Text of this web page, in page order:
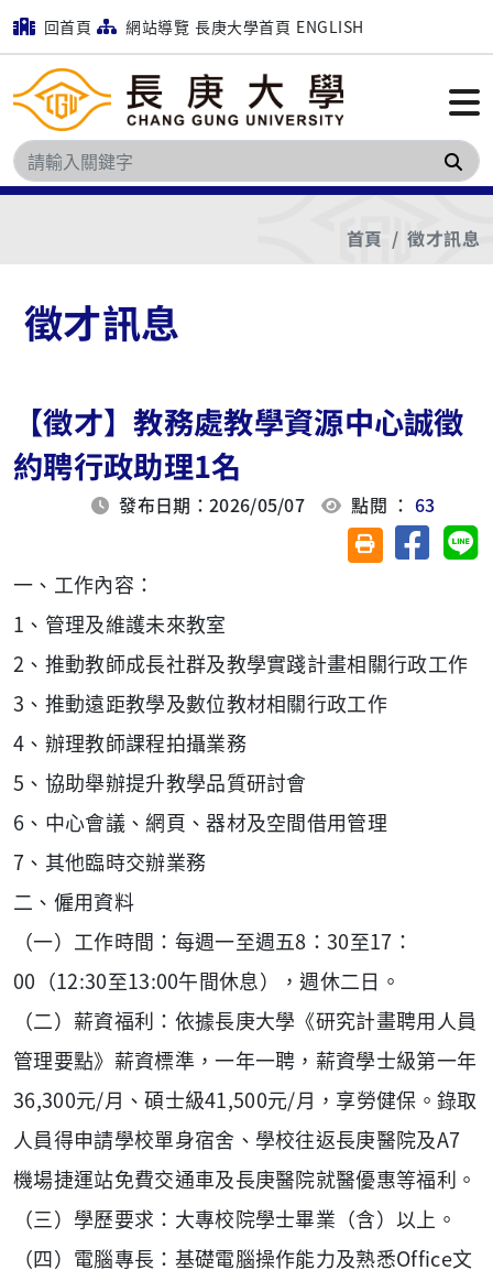
回首頁 網站導覽 長庚大學首頁 ENGLISH
搜
首頁 徵才訊息
徵才訊息
【徵才】教務處教學資源中心誠徵
約聘行政助理1名
發布日期：2026/05/07 點閱 ：63
友善列印(另開視
分享至
一、工作內容：
1、管理及維護未來教室
2、推動教師成長社群及教學實踐計畫相關行政工作
3、推動遠距教學及數位教材相關行政工作
4、辦理教師課程拍攝業務
5、協助舉辦提升教學品質研討會
6、中心會議、網頁、器材及空間借用管理
7、其他臨時交辦業務
二、僱用資料
（一）工作時間：每週一至週五8：30至17：
00（12:30至13:00午間休息），週休二日。
（二）薪資福利：依據長庚大學《研究計畫聘用人員
管理要點》薪資標準，一年一聘，薪資學士級第一年
36,300元/月、碩士級41,500元/月，享勞健保。錄取
人員得申請學校單身宿舍、學校往返長庚醫院及A7
機場捷運站免費交通車及長庚醫院就醫優惠等福利。
（三）學歷要求：大專校院學士畢業（含）以上。
（四）電腦專長：基礎電腦操作能力及熟悉Office文